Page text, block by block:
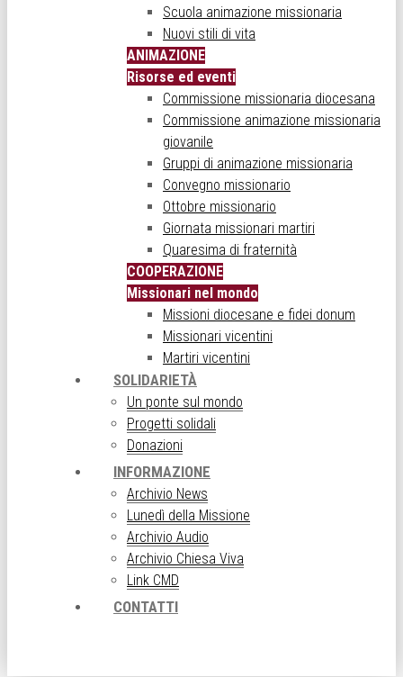
Scuola animazione missionaria
Nuovi stili di vita
ANIMAZIONE
Risorse ed eventi
Commissione missionaria diocesana
Commissione animazione missionaria
giovanile
Gruppi di animazione missionaria
Convegno missionario
Ottobre missionario
Giornata missionari martiri
Quaresima di fraternità
COOPERAZIONE
Missionari nel mondo
Missioni diocesane e fidei donum
Missionari vicentini
Martiri vicentini
SOLIDARIETÀ
Un ponte sul mondo
Progetti solidali
Donazioni
INFORMAZIONE
Archivio News
Lunedì della Missione
Archivio Audio
Archivio Chiesa Viva
Link CMD
CONTATTI